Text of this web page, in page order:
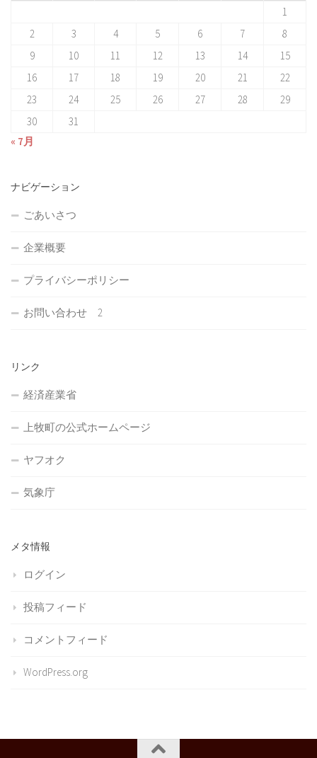
1
2
3 4 5 6 7
8
9
10 11 12 13 14
15
16
17 18 19 20 21
22
23
24 25 26 27 28
29
30
31
« 7月
ナビゲーション
ごあいさつ
企業概要
プライバシーポリシー
お問い合わせ 2
リンク
経済産業省
上牧町の公式ホームページ
ヤフオク
気象庁
メタ情報
ログイン
投稿フィード
コメントフィード
WordPress.org